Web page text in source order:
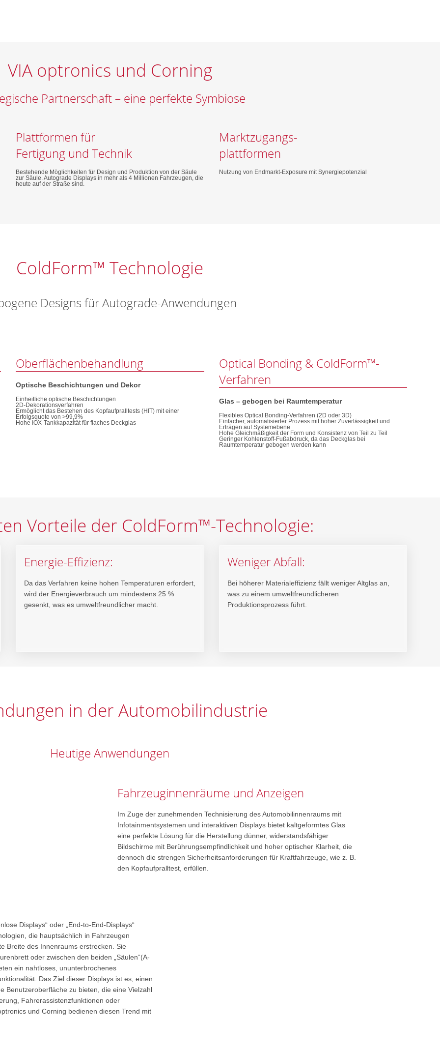
VIA optronics und Corning
Partnerschaft – eine perfekte Symbiose
Plattformen für
Fertigung und Technik
Bestehende Möglichkeiten für Design und Produktion von der Säule
zur Säule. Autograde Displays in mehr als 4 Millionen Fahrzeugen, die
heute auf der Straße sind.
Marktzugangs-
plattformen
Nutzung von Endmarkt-Exposure mit Synergiepotenzial
ColdForm™ Technologie
Designs für Autograde-Anwendungen
Oberflächenbehandlung
Optische Beschichtungen und Dekor
Einheitliche optische Beschichtungen
2D-Dekorationsverfahren
Ermöglicht das Bestehen des Kopfaufpralltests (HIT) mit einer
Erfolgsquote von >99,9%
Hohe IOX-Tankkapazität für flaches Deckglas
Optical Bonding & ColdForm™-
Verfahren
Glas – gebogen bei Raumtemperatur
Flexibles Optical Bonding-Verfahren (2D oder 3D)
Einfacher, automatisierter Prozess mit hoher Zuverlässigkeit und
Erträgen auf Systemebene
Hohe Gleichmäßigkeit der Form und Konsistenz von Teil zu Teil
Geringer Kohlenstoff-Fußabdruck, da das Deckglas bei
Raumtemperatur gebogen werden kann
Vorteile der ColdForm™-Technologie:
Energie-Effizienz:
Da das Verfahren keine hohen Temperaturen erfordert,
wird der Energieverbrauch um mindestens 25 %
gesenkt, was es umweltfreundlicher macht.
Weniger Abfall:
Bei höherer Materialeffizienz fällt weniger Altglas an,
was zu einem umweltfreundlicheren
Produktionsprozess führt.
in der Automobilindustrie
Heutige Anwendungen
Fahrzeuginnenräume und Anzeigen
Im Zuge der zunehmenden Technisierung des Automobilinnenraums mit
Infotainmentsystemen und interaktiven Displays bietet kaltgeformtes Glas
eine perfekte Lösung für die Herstellung dünner, widerstandsfähiger
Bildschirme mit Berührungsempfindlichkeit und hoher optischer Klarheit, die
dennoch die strengen Sicherheitsanforderungen für Kraftfahrzeuge, wie z. B.
den Kopfaufpralltest, erfüllen.
Displays“ oder „End-to-End-Displays“
die hauptsächlich in Fahrzeugen
Breite des Innenraums erstrecken. Sie
oder zwischen den beiden „Säulen“(A-
ein nahtloses, ununterbrochenes
Das Ziel dieser Displays ist es, einen
Benutzeroberfläche zu bieten, die eine Vielzahl
Fahrerassistenzfunktionen oder
und Corning bedienen diesen Trend mit